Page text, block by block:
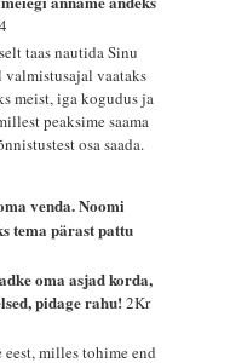
taas nautida Sinu
valmistusajal vaataks
meist, iga kogudus ja
peaksime saama
osa saada.
venda. Noomi
tema pärast pattu
oma asjad korda,
pidage rahu!2Kr
milles tohime end